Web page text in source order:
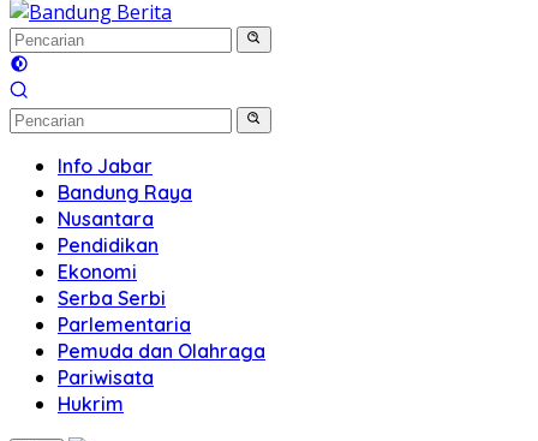
Info Jabar
Bandung Raya
Nusantara
Pendidikan
Ekonomi
Serba Serbi
Parlementaria
Pemuda dan Olahraga
Pariwisata
Hukrim